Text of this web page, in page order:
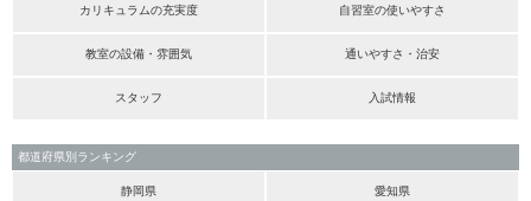
カリキュラムの充実度 自習室の使いやすさ
教室の設備・雰囲気 通いやすさ・治安
スタッフ 入試情報
都道府県別ランキング
静岡県 愛知県